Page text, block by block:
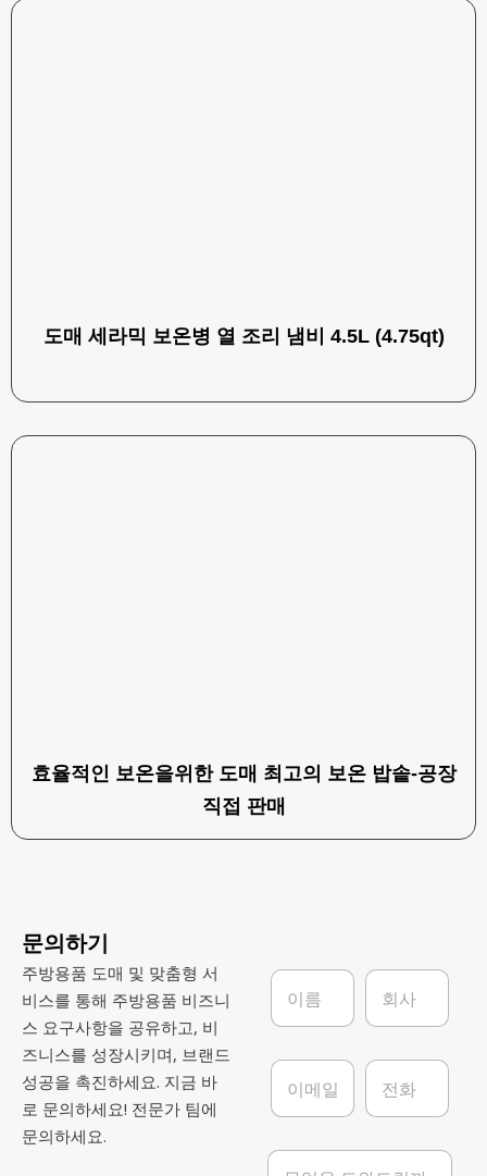
도매 세라믹 보온병 열 조리 냄비 4.5L (4.75qt)
효율적인 보온을위한 도매 최고의 보온 밥솥-공장
직접 판매
문의하기
주방용품 도매 및 맞춤형 서
비스를 통해 주방용품 비즈니
스 요구사항을 공유하고, 비
즈니스를 성장시키며, 브랜드
성공을 촉진하세요. 지금 바
로 문의하세요! 전문가 팀에
문의하세요.
이
*
회
이
일
전
메